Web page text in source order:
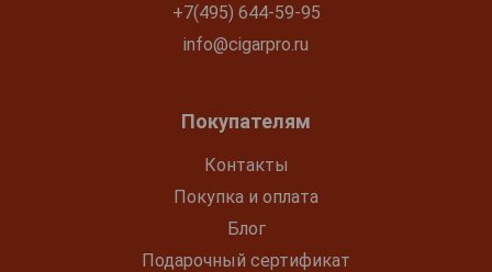
+7(495) 644-59-95
info@cigarpro.ru
Покупателям
Контакты
Покупка и оплата
Блог
Подарочный сертификат